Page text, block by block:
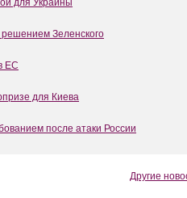
для Украины
Зеленского
ЕС
для Киева
после атаки России
Другие